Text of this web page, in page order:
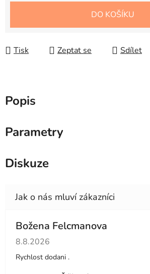
DO KOŠÍKU
Tisk Zeptat se Sdílet
Popis
Parametry
Diskuze
Božena Felcmanova
Hodnocení obchodu je 5 z 5 hvězdiček.
8.8.2026
Rychlost dodani .